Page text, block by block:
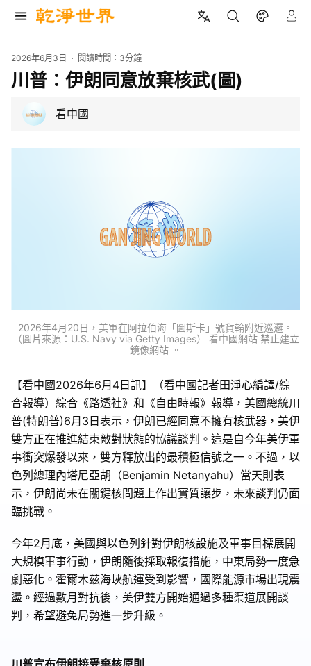
2026年6月3日 閱讀時間： 3分鐘
川普：伊朗同意放棄核武(圖)
看中國
2026年4月20日，美軍在阿拉伯海「圖斯卡」號貨輪附近巡邏。
（圖片來源：U.S. Navy via Getty Images） 看中國網站 禁止建立
鏡像網站 。
【看中國2026年6月4日訊】（看中國記者田淨心編譯/綜
合報導）綜合《路透社》和《自由時報》報導，美國總統川
普(特朗普)6月3日表示，伊朗已經同意不擁有核武器，美伊
雙方正在推進結束敵對狀態的協議談判。這是自今年美伊軍
事衝突爆發以來，雙方釋放出的最積極信號之一。不過，以
色列總理內塔尼亞胡（Benjamin Netanyahu）當天則表
示，伊朗尚未在關鍵核問題上作出實質讓步，未來談判仍面
臨挑戰。
今年2月底，美國與以色列針對伊朗核設施及軍事目標展開
大規模軍事行動，伊朗隨後採取報復措施，中東局勢一度急
劇惡化。霍爾木茲海峽航運受到影響，國際能源市場出現震
盪。經過數月對抗後，美伊雙方開始通過多種渠道展開談
判，希望避免局勢進一步升級。